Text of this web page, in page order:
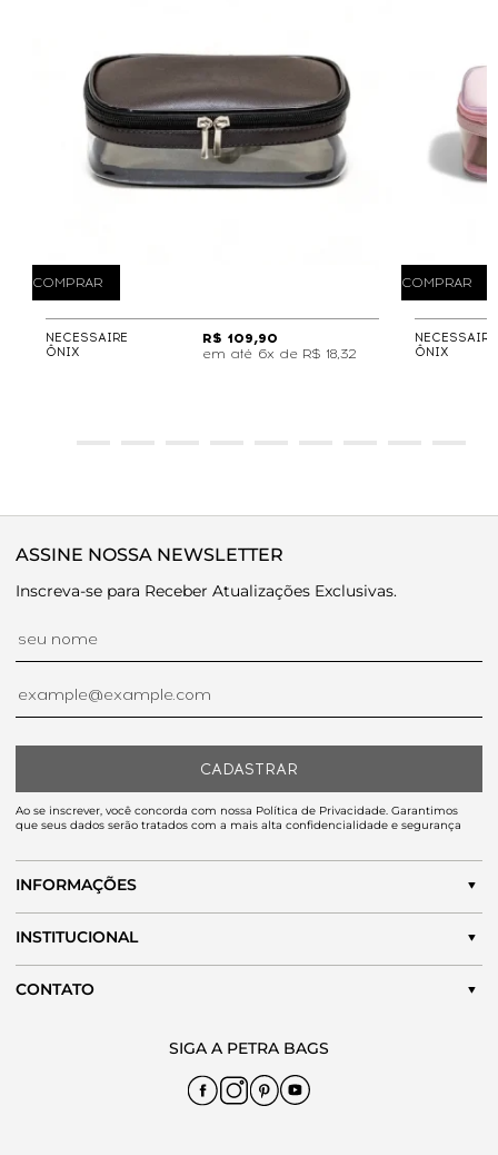
COMPRAR
NECESSAIRE
ÔNIX
R$ 109,90
6x de R$ 18,32
COMPRAR
NECESSAIRE
ÔNIX
ASSINE NOSSA NEWSLETTER
Inscreva-se para Receber Atualizações Exclusivas.
CADASTRAR
Ao se inscrever, você concorda com nossa Política de Privacidade. Garantimos
que seus dados serão tratados com a mais alta confidencialidade e segurança
INFORMAÇÕES
INSTITUCIONAL
CONTATO